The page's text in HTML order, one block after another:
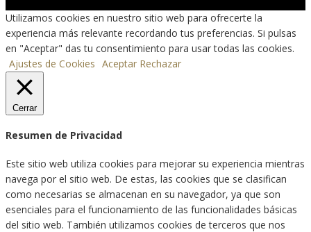
Utilizamos cookies en nuestro sitio web para ofrecerte la
experiencia más relevante recordando tus preferencias. Si pulsas
en "Aceptar" das tu consentimiento para usar todas las cookies.
Ajustes de Cookies Aceptar Rechazar
Cerrar
Resumen de Privacidad
Este sitio web utiliza cookies para mejorar su experiencia mientras
navega por el sitio web. De estas, las cookies que se clasifican
como necesarias se almacenan en su navegador, ya que son
esenciales para el funcionamiento de las funcionalidades básicas
del sitio web. También utilizamos cookies de terceros que nos